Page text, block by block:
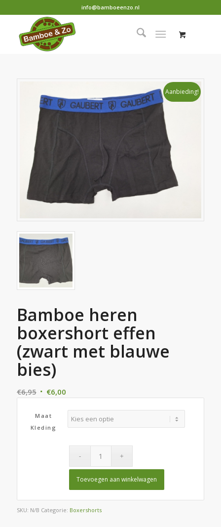
info@bamboeenzo.nl
Aanbieding!
Bamboe heren
boxershort effen
(zwart met blauwe
bies)
€6,95 Oorspronkelijke
was:
€6,95.
€6,00Huidige
is:
€6,00.
Maat
Kleding
Toevoegen aan winkelwagen
SKU: N/B Categorie: Boxershorts